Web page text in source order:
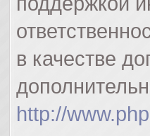
в качестве
http://